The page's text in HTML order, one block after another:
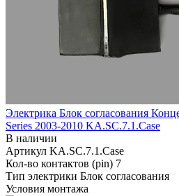
Электрика Блок согласования
Series 2003-2010 KA.SC.7.1.Case
В наличии
Артикул KA.SC.7.1.Case
Кол-во контактов (pin) 7
Тип электрики Блок согласования
Условия монтажа